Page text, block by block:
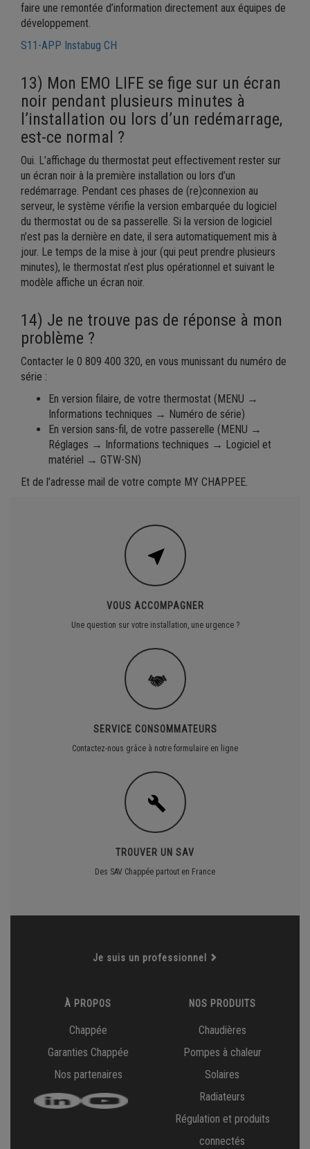
faire une remontée d’information directement aux équipes de
développement.
S11-APP Instabug CH
13) Mon EMO LIFE se fige sur un écran
noir pendant plusieurs minutes à
l’installation ou lors d’un redémarrage,
est-ce normal ?
Oui. L’affichage du thermostat peut effectivement rester sur
un écran noir à la première installation ou lors d’un
redémarrage. Pendant ces phases de (re)connexion au
serveur, le système vérifie la version embarquée du logiciel
du thermostat ou de sa passerelle. Si la version de logiciel
n’est pas la dernière en date, il sera automatiquement mis à
jour. Le temps de la mise à jour (qui peut prendre plusieurs
minutes), le thermostat n’est plus opérationnel et suivant le
modèle affiche un écran noir.
14) Je ne trouve pas de réponse à mon
problème ?
Contacter le 0 809 400 320, en vous munissant du numéro de
série :
En version filaire, de votre thermostat (MENU →
Informations techniques → Numéro de série)
En version sans-fil, de votre passerelle (MENU →
Réglages → Informations techniques → Logiciel et
matériel → GTW-SN)
Et de l’adresse mail de votre compte MY CHAPPEE.
VOUS ACCOMPAGNER
Une question sur votre installation, une urgence ?
SERVICE CONSOMMATEURS
Contactez-nous grâce à notre formulaire en ligne
TROUVER UN SAV
Des SAV Chappée partout en France
Je suis un professionnel
À PROPOS
Chappée
Garanties Chappée
Nos partenaires
NOS PRODUITS
Chaudières
Pompes à chaleur
Solaires
Radiateurs
Régulation et produits
connectés